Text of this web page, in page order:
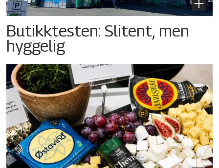
Butikktesten: Slitent, men
hyggelig